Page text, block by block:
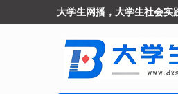
大学生网播，大学生社会实